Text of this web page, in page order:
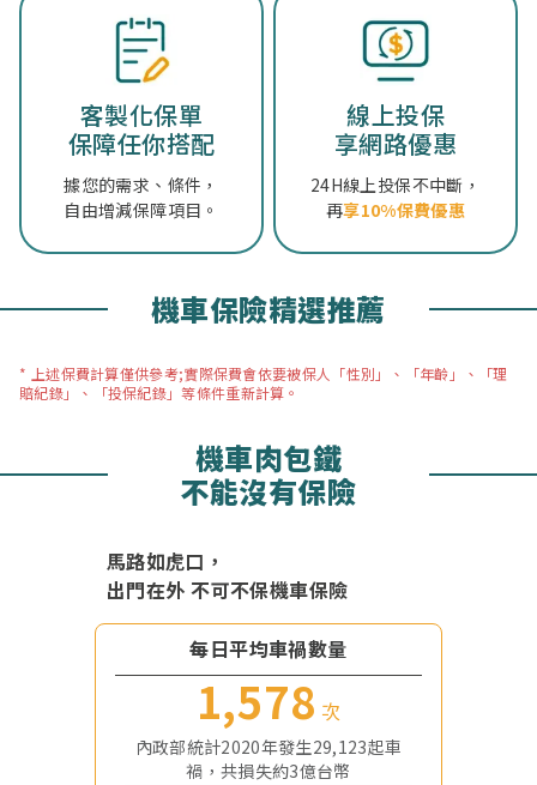
客製化保單
保障任你搭配
據您的需求、條件，
自由增減保障項目。
線上投保
享網路優惠
24H線上投保不中斷，
再享10%保費優惠
機車保險精選推薦
* 上述保費計算僅供參考;實際保費會依要被保人「性別」、「年齡」、「理
賠紀錄」、「投保紀錄」等條件重新計算。
機車肉包鐵
不能沒有保險
馬路如虎口，
出門在外 不可不保機車保險
每日平均車禍數量
1,578 次
內政部統計2020年發生29,123起車
禍，共損失約3億台幣